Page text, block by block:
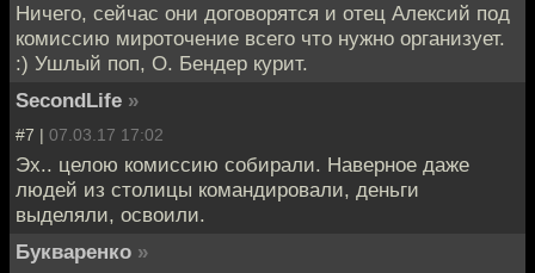
Ничего, сейчас они договорятся и отец Алексий под
комиссию мироточение всего что нужно организует.
:) Ушлый поп, О. Бендер курит.
SecondLife »
#7 | 07.03.17 17:02
Эх.. целою комиссию собирали. Наверное даже
людей из столицы командировали, деньги
выделяли, освоили.
Букваренко »